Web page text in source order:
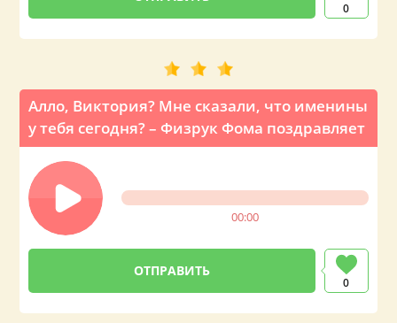
0
Алло, Виктория? Мне сказали, что именины
у тебя сегодня? – Физрук Фома поздравляет
00:00
0